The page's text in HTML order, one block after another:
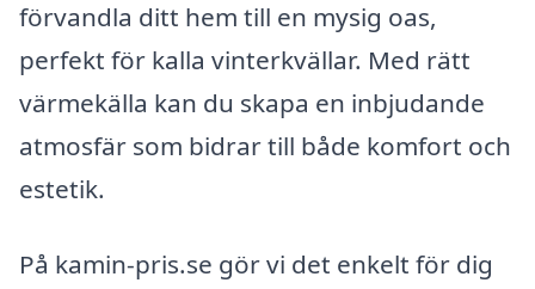
förvandla ditt hem till en mysig oas,
perfekt för kalla vinterkvällar. Med rätt
värmekälla kan du skapa en inbjudande
atmosfär som bidrar till både komfort och
estetik.
På kamin-pris.se gör vi det enkelt för dig